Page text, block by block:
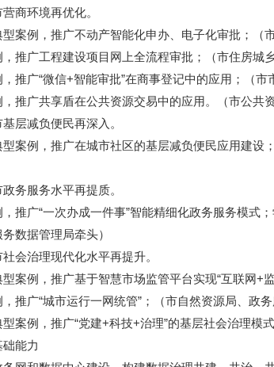
环境再优化。
例，推广不动产智能化申办、电子化审批；（市
广工程建设项目网上全流程审批；（市住房城乡
广“微信+智能审批”在商事登记中的应用；（市
广共享盾在公共资源交易中的应用。（市公共资
减负便民再深入。
例，推广在城市社区的基层减负便民应用建设
服务水平再提质。
广“一次办成一件事”智能精细化政务服务模式
数据管理局牵头）
治理现代化水平再提升。
例，推广基于智慧市场监管平台实现“互联网+监
广“城市运行一网统管”；（市自然资源局、政务
例，推广“党建+科技+治理”的基层社会治理模
能力